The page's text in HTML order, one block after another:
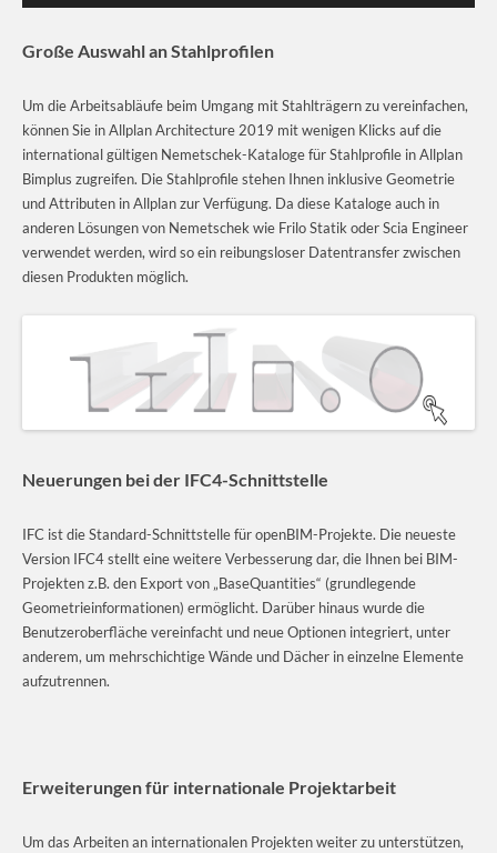
Große Auswahl an Stahlprofilen
Um die Arbeitsabläufe beim Umgang mit Stahlträgern zu vereinfachen,
können Sie in Allplan Architecture 2019 mit wenigen Klicks auf die
international gültigen Nemetschek-Kataloge für Stahlprofile in Allplan
Bimplus zugreifen. Die Stahlprofile stehen Ihnen inklusive Geometrie
und Attributen in Allplan zur Verfügung. Da diese Kataloge auch in
anderen Lösungen von Nemetschek wie Frilo Statik oder Scia Engineer
verwendet werden, wird so ein reibungsloser Datentransfer zwischen
diesen Produkten möglich.
Neuerungen bei der IFC4-Schnittstelle
IFC ist die Standard-Schnittstelle für openBIM-Projekte. Die neueste
Version IFC4 stellt eine weitere Verbesserung dar, die Ihnen bei BIM-
Projekten z.B. den Export von „BaseQuantities“ (grundlegende
Geometrieinformationen) ermöglicht. Darüber hinaus wurde die
Benutzeroberfläche vereinfacht und neue Optionen integriert, unter
anderem, um mehrschichtige Wände und Dächer in einzelne Elemente
aufzutrennen.
Erweiterungen für internationale Projektarbeit
Um das Arbeiten an internationalen Projekten weiter zu unterstützen,